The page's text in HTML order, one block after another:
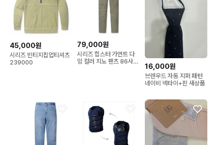
45,000원
시리즈 빈티지집업티셔츠
239000
79,000원
시리즈 힙스터 가먼트 다
잉 컬러 치노 팬츠 86사이
16,000원
브렌우드 자동 지퍼 패턴
네이비 넥타이+핀 새상품